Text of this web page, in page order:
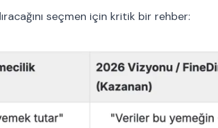
seçmen için kritik bir rehber: